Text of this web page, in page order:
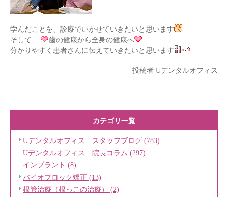
学んだことを、診療でいかせていきたいと思います
そして….
歯の健康から全身の健康へ
分かりやすく患者さんに伝えていきたいと思います
投稿者 Uデンタルオフィス
カテゴリ一覧
Uデンタルオフィス スタッフブログ (783)
Uデンタルオフィス 院長コラム (297)
インプラント (8)
バイオブロック矯正 (13)
根管治療（根っこの治療） (2)